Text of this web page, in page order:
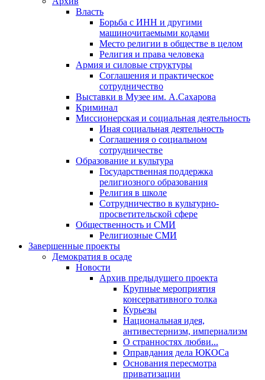
Власть
Борьба с ИНН и другими
машиночитаемыми кодами
Место религии в обществе в целом
Религия и права человека
Армия и силовые структуры
Соглашения и практическое
сотрудничество
Выставки в Музее им. А.Сахарова
Криминал
Миссионерская и социальная деятельность
Иная социальная деятельность
Соглашения о социальном
сотрудничестве
Образование и культура
Государственная поддержка
религиозного образования
Религия в школе
Сотрудничество в культурно-
просветительской сфере
Общественность и СМИ
Религиозные СМИ
Завершенные проекты
Демократия в осаде
Новости
Архив предыдущего проекта
Крупные мероприятия
консервативного толка
Курьезы
Национальная идея,
антивестернизм, империализм
О странностях любви...
Оправдания дела ЮКОСа
Основания пересмотра
приватизации